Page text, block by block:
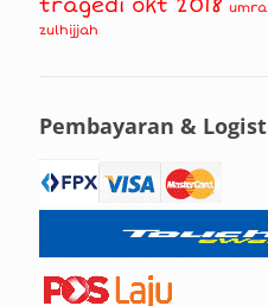
tragedi okt 2018
zulhijjah
Pembayaran &